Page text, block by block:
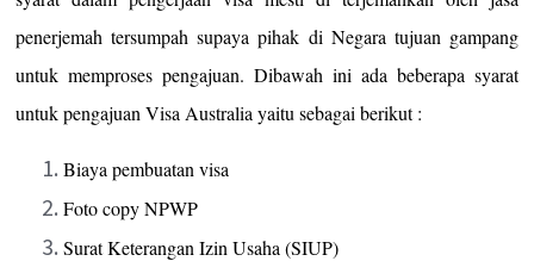
penerjemah tersumpah supaya pihak di Negara tujuan gampang
untuk memproses pengajuan. Dibawah ini ada beberapa syarat
untuk pengajuan Visa Australia yaitu sebagai berikut :
Biaya pembuatan visa
Foto copy NPWP
Surat Keterangan Izin Usaha (SIUP)